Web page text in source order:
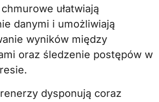
ułatwiają
danymi i umożliwiają
wyników między
oraz śledzenie postępów w
dysponują coraz